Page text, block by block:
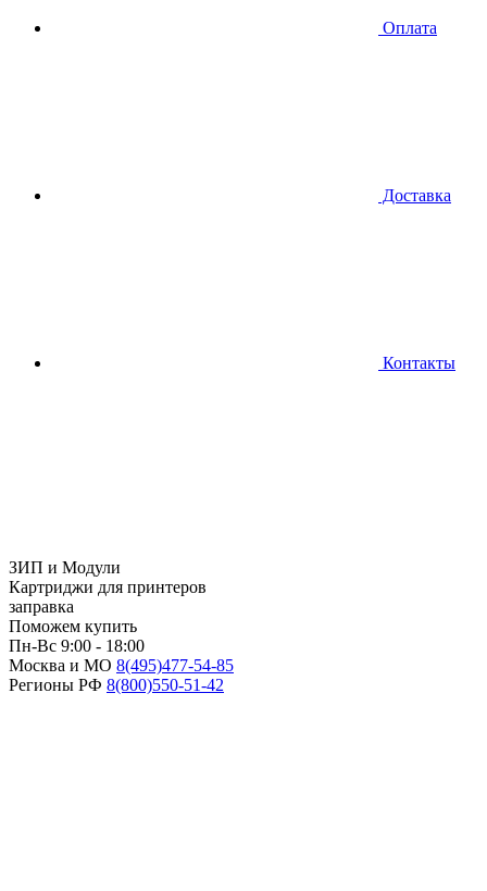
Оплата
Доставка
Контакты
ЗИП и Модули
Картриджи для принтеров
заправка
Поможем купить
Пн-Вс 9:00 - 18:00
Москва и МО 8(495)477-54-85
Регионы РФ 8(800)550-51-42